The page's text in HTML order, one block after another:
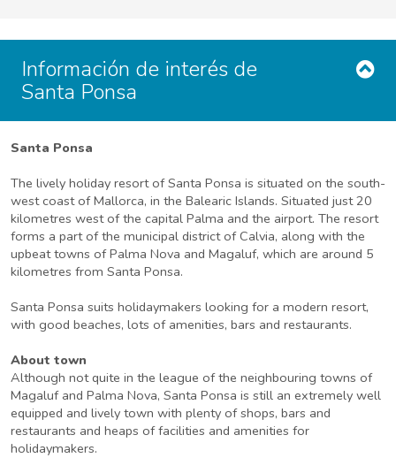
Información de interés de
Santa Ponsa
Santa Ponsa
The lively holiday resort of Santa Ponsa is situated on the south-
west coast of Mallorca, in the Balearic Islands. Situated just 20
kilometres west of the capital Palma and the airport. The resort
forms a part of the municipal district of Calvia, along with the
upbeat towns of Palma Nova and Magaluf, which are around 5
kilometres from Santa Ponsa.
Santa Ponsa suits holidaymakers looking for a modern resort,
with good beaches, lots of amenities, bars and restaurants.
About town
Although not quite in the league of the neighbouring towns of
Magaluf and Palma Nova, Santa Ponsa is still an extremely well
equipped and lively town with plenty of shops, bars and
restaurants and heaps of facilities and amenities for
holidaymakers.